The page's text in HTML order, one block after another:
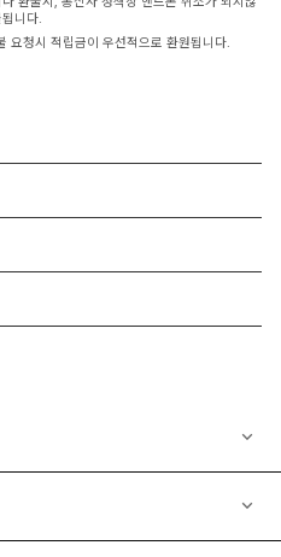
니다.
요청시 적립금이 우선적으로 환원됩니다.